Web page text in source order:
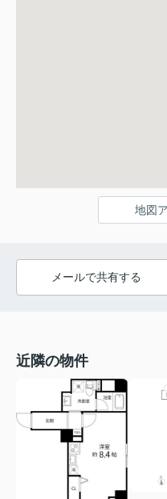
地図
メールで共有する
近隣の物件